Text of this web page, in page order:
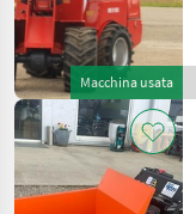
Macchina usata